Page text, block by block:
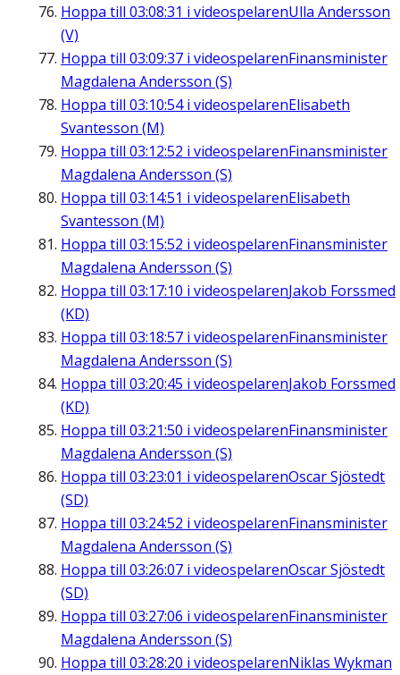
Hoppa till 03:08:31 i videospelarenUlla Andersson
(V)
Hoppa till 03:09:37 i videospelarenFinansminister
Magdalena Andersson (S)
Hoppa till 03:10:54i videospelarenElisabeth
Svantesson (M)
Hoppa till 03:12:52 i videospelarenFinansminister
Magdalena Andersson (S)
Hoppa till 03:14:51 i videospelarenElisabeth
Svantesson (M)
Hoppa till 03:15:52 i videospelarenFinansminister
Magdalena Andersson (S)
Hoppa till 03:17:10 i videospelarenJakob Forssmed
(KD)
Hoppa till 03:18:57 i videospelarenFinansminister
Magdalena Andersson (S)
Hoppa till 03:20:45 i videospelarenJakob Forssmed
(KD)
Hoppa till 03:21:50 i videospelarenFinansminister
Magdalena Andersson (S)
Hoppa till 03:23:01 i videospelarenOscar Sjöstedt
(SD)
Hoppa till 03:24:52 i videospelarenFinansminister
Magdalena Andersson (S)
Hoppa till 03:26:07 i videospelarenOscar Sjöstedt
(SD)
Hoppa till 03:27:06 i videospelarenFinansminister
Magdalena Andersson (S)
Hoppa till 03:28:20 i videospelarenNiklas Wykman